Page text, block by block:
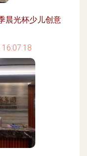
晨光杯少儿创意